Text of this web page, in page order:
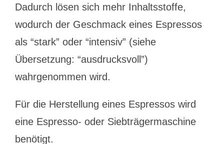
Dadurch lösen sich mehr Inhaltsstoffe,
wodurch der Geschmack eines Espressos
als “stark” oder “intensiv” (siehe
Übersetzung: “ausdrucksvoll”)
wahrgenommen wird.
Für die Herstellung eines Espressos wird
eine Espresso- oder Siebträgermaschine
benötigt.